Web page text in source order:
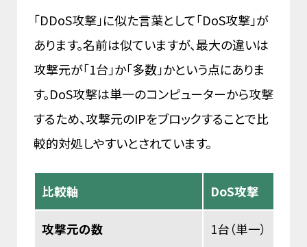
「DDoS攻撃」に似た言葉として「DoS攻撃」が
あります。名前は似ていますが、最大の違いは
攻撃元が「1台」か「多数」かという点にありま
す。DoS攻撃は単一のコンピューターから攻撃
するため、攻撃元のIPをブロックすることで比
較的対処しやすいとされています。
比較軸 DoS攻撃
攻撃元の数 1台（単一）